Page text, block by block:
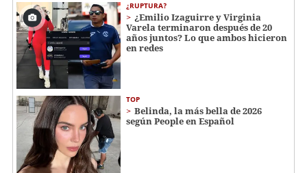
¿RUPTURA?
¿Emilio Izaguirre y Virginia
Varela terminaron después de 20
años juntos? Lo que ambos hicieron
en redes
TOP
Belinda, la más bella de 2026
según People en Español